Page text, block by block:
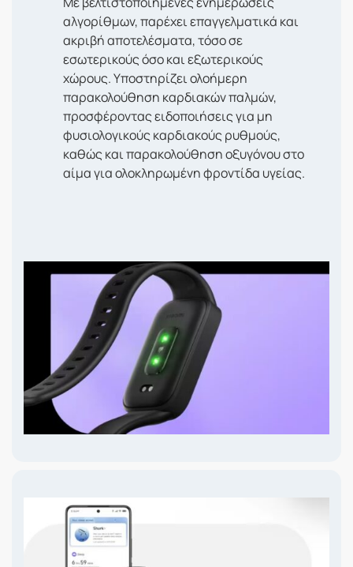
αλγορίθμων, παρέχει επαγγελματικά και
ακριβή αποτελέσματα, τόσο σε
εσωτερικούς όσο και εξωτερικούς
χώρους. Υποστηρίζει ολοήμερη
παρακολούθηση καρδιακών παλμών,
προσφέροντας ειδοποιήσεις για μη
φυσιολογικούς καρδιακούς ρυθμούς,
καθώς και παρακολούθηση οξυγόνου στο
αίμα για ολοκληρωμένη φροντίδα υγείας.